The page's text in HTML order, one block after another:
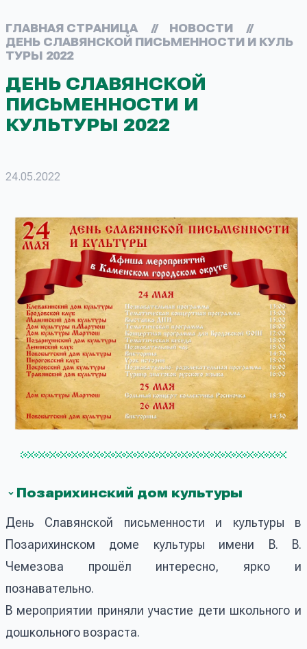
ГЛАВНАЯ СТРАНИЦА // НОВОСТИ
//
ДЕНЬ СЛАВЯНСКОЙ ПИСЬМЕННОСТИ И КУЛЬ
ТУРЫ 2022
ДЕНЬ СЛАВЯНСКОЙ
ПИСЬМЕННОСТИ И
КУЛЬТУРЫ 2022
24.05.2022
Позарихинский дом культуры
День Славянской письменности и культуры в
Позарихинском доме культуры имени В. В.
Чемезова прошёл интересно, ярко и
познавательно.
В мероприятии приняли участие дети школьного и
дошкольного возраста.